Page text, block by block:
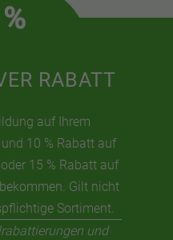
RABATT
auf Ihrem
10 % Rabatt auf
15 % Rabatt auf
Gilt nicht
Sortiment.
und